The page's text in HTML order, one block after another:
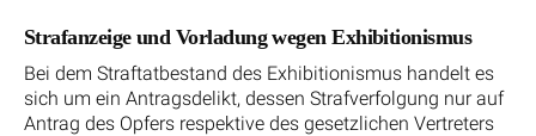
Strafanzeige und Vorladung wegen Exhibitionismus
Bei dem Straftatbestand des Exhibitionismus handelt es
sich um ein Antragsdelikt, dessen Strafverfolgung nur auf
Antrag des Opfers respektive des gesetzlichen Vertreters